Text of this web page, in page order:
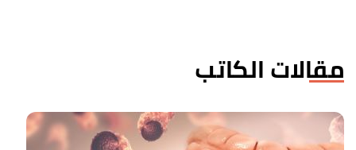
مقالات الكاتب